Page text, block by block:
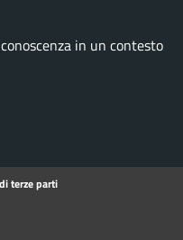
in un contesto
terze parti